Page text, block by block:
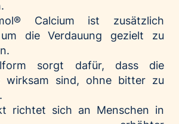
Calcium ist zusätzlich
die Verdauung gezielt zu
sorgt dafür, dass die
wirksam sind, ohne bitter zu
richtet sich an Menschen in